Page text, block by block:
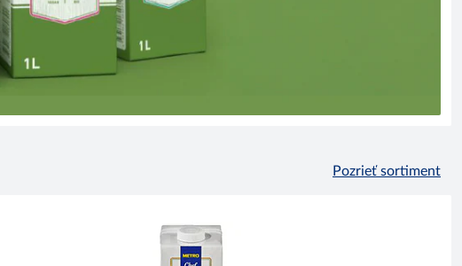
Pozrieť sortiment